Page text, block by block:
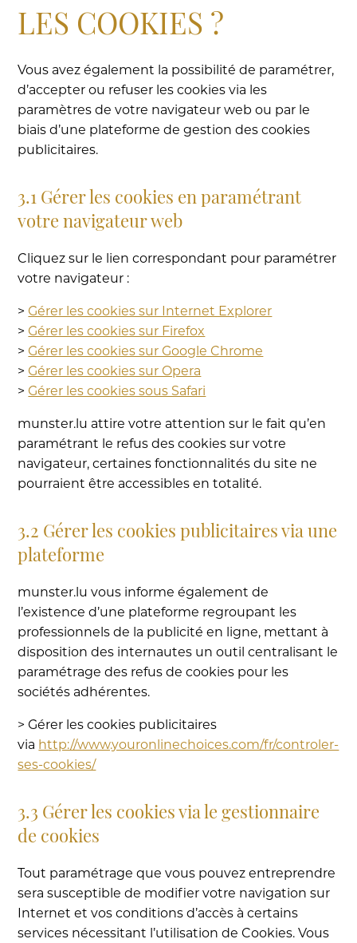
LES COOKIES ?
Vous avez également la possibilité de paramétrer,
d’accepter ou refuser les cookies via les
paramètres de votre navigateur web ou par le
biais d’une plateforme de gestion des cookies
publicitaires.
3.1 Gérer les cookies en paramétrant
votre navigateur web
Cliquez sur le lien correspondant pour paramétrer
votre navigateur :
> Gérer les cookies sur Internet Explorer
> Gérer les cookies sur Firefox
> Gérer les cookies sur Google Chrome
> Gérer les cookies sur Opera
> Gérer les cookies sous Safari
munster.lu attire votre attention sur le fait qu’en
paramétrant le refus des cookies sur votre
navigateur, certaines fonctionnalités du site ne
pourraient être accessibles en totalité.
3.2 Gérer les cookies publicitaires via une
plateforme
munster.lu vous informe également de
l’existence d’une plateforme regroupant les
professionnels de la publicité en ligne, mettant à
disposition des internautes un outil centralisant le
paramétrage des refus de cookies pour les
sociétés adhérentes.
> Gérer les cookies publicitaires
via http://www.youronlinechoices.com/fr/controler-
ses-cookies/
3.3 Gérer les cookies via le gestionnaire
de cookies
Tout paramétrage que vous pouvez entreprendre
sera susceptible de modifier votre navigation sur
Internet et vos conditions d’accès à certains
services nécessitant l’utilisation de Cookies. Vous